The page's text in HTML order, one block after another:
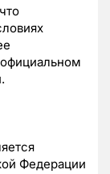
Федерации